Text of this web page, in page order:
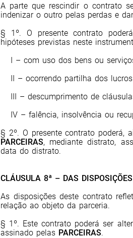
A parte que rescindir o contrato
indenizar o outro pelas perdas e
§ 1º. O presente contrato
hipóteses previstas neste
I – com uso dos bens ou
II – ocorrendo partilha dos
III – descumprimento de
IV – falência, insolvência ou
§ 2º. O presente contrato poderá,
PARCEIRAS, mediante distrato,
data do distrato.
CLÁUSULA 8ª – DAS
As disposições deste contrato
relação ao objeto da parceria.
§ 1º. Este contrato poderá ser
assinado pelas PARCEIRAS.